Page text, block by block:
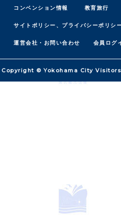
コンベンション情報 教育旅行
サイトポリシー、プライバシーポリシ
運営会社・お問い合わせ 会員ログ
Copyright © Yokohama City